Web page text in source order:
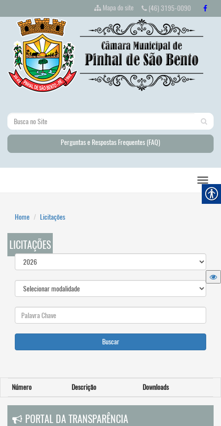
Mapa do site (46) 3195-0090
Perguntas e Respostas Frequentes (FAQ)
Home Licitações
LICITAÇÕES
Buscar
Número Descrição Downloads
PORTAL DA TRANSPARÊNCIA